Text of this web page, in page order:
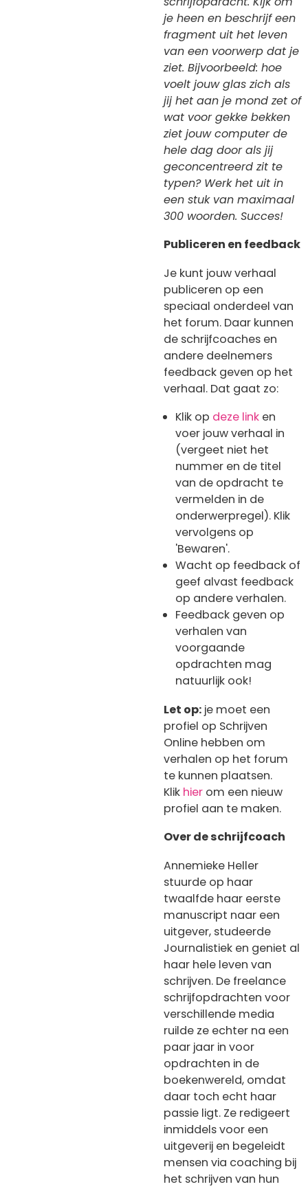
je heen en beschrijf een
fragment uit het leven
van een voorwerp dat je
ziet. Bijvoorbeeld: hoe
voelt jouw glas zich als
jij het aan je mond zet of
wat voor gekke bekken
ziet jouw computer de
hele dag door als jij
geconcentreerd zit te
typen? Werk het uit in
een stuk van maximaal
300 woorden. Succes!
Publiceren en feedback
Je kunt jouw verhaal
publiceren op een
speciaal onderdeel van
het forum. Daar kunnen
de schrijfcoaches en
andere deelnemers
feedback geven op het
verhaal. Dat gaat zo:
Klik op deze linken
voer jouw verhaal in
(vergeet niet het
nummer en de titel
van de opdracht te
vermelden in de
onderwerpregel). Klik
vervolgens op
'Bewaren'.
Wacht op feedback of
geef alvast feedback
op andere verhalen.
Feedback geven op
verhalen van
voorgaande
opdrachten mag
natuurlijk ook!
Let op: je moet een
profiel op Schrijven
Online hebben om
verhalen op het forum
te kunnen plaatsen.
Klik hier om een nieuw
profiel aan te maken.
Over de schrijfcoach
Annemieke Heller
stuurde op haar
twaalfde haar eerste
manuscript naar een
uitgever, studeerde
Journalistiek en geniet al
haar hele leven van
schrijven. De freelance
schrijfopdrachten voor
verschillende media
ruilde ze echter na een
paar jaar in voor
opdrachten in de
boekenwereld, omdat
daar toch echt haar
passie ligt. Ze redigeert
inmiddels voor een
uitgeverij en begeleidt
mensen via coaching bij
het schrijven van hun